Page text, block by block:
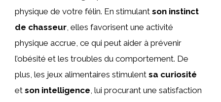
physique de votre félin. En stimulant son instinct
de chasseur, elles favorisent une activité
physique accrue, ce qui peut aider à prévenir
l’obésité et les troubles du comportement. De
plus, les jeux alimentaires stimulent sa curiosité
et son intelligence, lui procurant une satisfaction